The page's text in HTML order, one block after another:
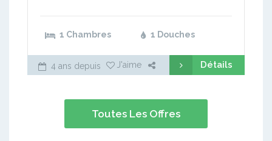
1 Chambres 1 Douches
4 ans depuis J'aime Détails
Toutes Les Offres